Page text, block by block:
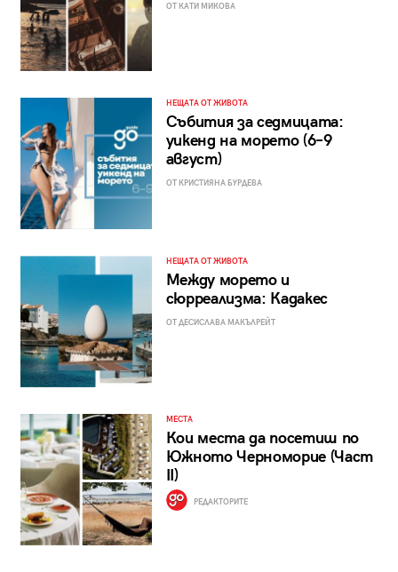
ОТ КАТИ МИКОВА
НЕЩАТА ОТ ЖИВОТА
Събития за седмицата:
уикенд на морето (6–9
август)
ОТ КРИСТИЯНА БУРДЕВА
НЕЩАТА ОТ ЖИВОТА
Между морето и
сюрреализма: Кадакес
ОТ ДЕСИСЛАВА МАКЪЛРЕЙТ
МЕСТА
Кои места да посетиш по
Южното Черноморие (Част
II)
РЕДАКТОРИТЕ